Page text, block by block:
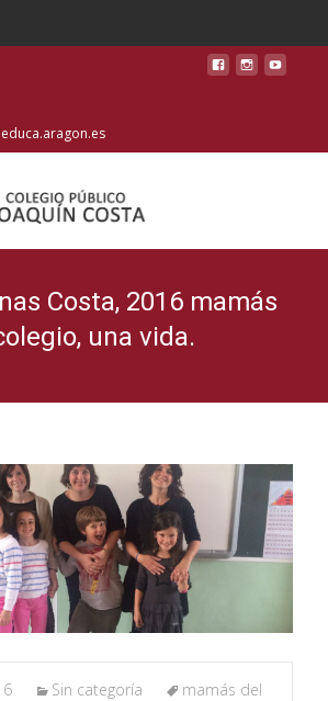
Costa, 2016 mamás
una vida.
Sin categoría
mamás del